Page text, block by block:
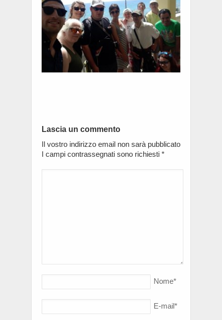
Lascia un commento
Il vostro indirizzo email non sarà pubblicato
I campi contrassegnati sono richiesti *
Nome*
E-mail*